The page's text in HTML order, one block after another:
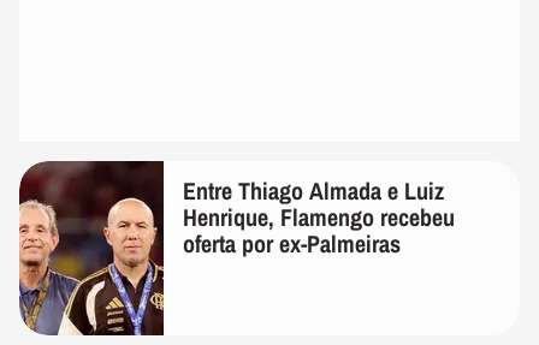
Entre Thiago Almada e Luiz
Henrique, Flamengo recebeu
oferta por ex-Palmeiras